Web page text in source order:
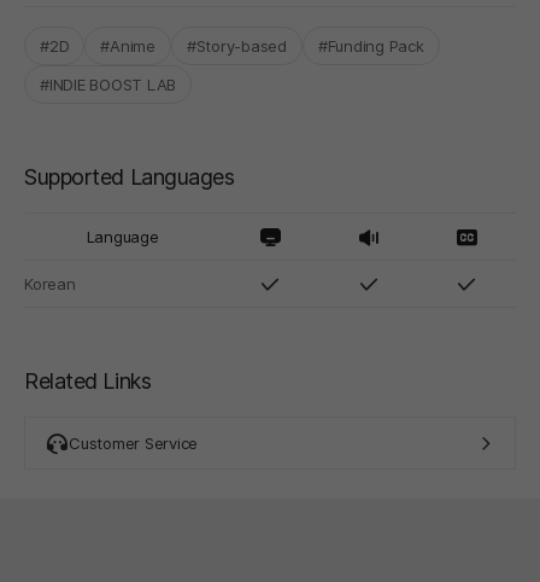
#2D #Anime #Story-based
#Funding Pack
#INDIE BOOST LAB
Supported Languages
Language
Korean
Related Links
Customer Service